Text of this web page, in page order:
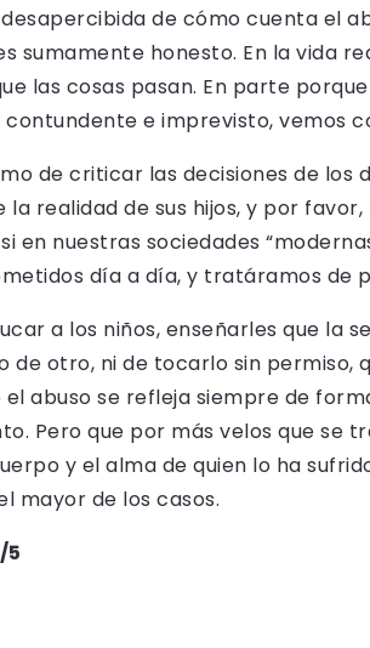
de cómo cuenta el
sumamente honesto. En la vida
las cosas pasan. En parte
e imprevisto, vemos
de criticar las decisiones de
realidad de sus hijos, y por
en nuestras sociedades
día a día, y tratáramos de
a los niños, enseñarles que la
de otro, ni de tocarlo sin permiso,
abuso se refleja siempre de
Pero que por más velos que se
y el alma de quien lo ha
mayor de los casos.
5